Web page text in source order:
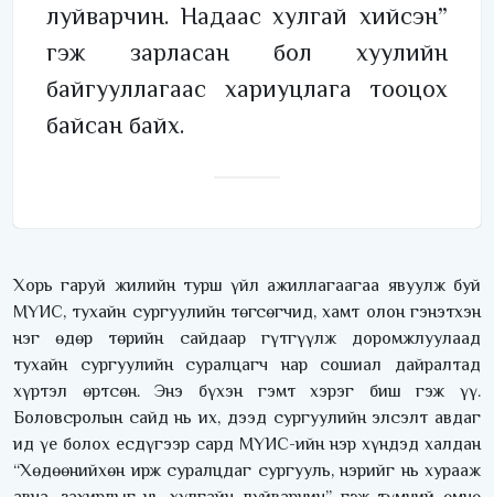
луйварчин. Надаас хулгай хийсэн”
гэж зарласан бол хуулийн
байгууллагаас хариуцлага тооцох
байсан байх.
Хорь гаруй жилийн турш үйл ажиллагаагаа явуулж буй
МҮИС, тухайн сургуулийн төгсөгчид, хамт олон гэнэтхэн
нэг өдөр төрийн сайдаар гүтгүүлж доромжлуулаад
тухайн сургуулийн суралцагч нар сошиал дайралтад
хүртэл өртсөн. Энэ бүхэн гэмт хэрэг биш гэж үү.
Боловсролын сайд нь их, дээд сургуулийн элсэлт авдаг
ид үе болох есдүгээр сард МҮИС-ийн нэр хүндэд халдан
“Хөдөөнийхөн ирж суралцдаг сургууль, нэрийг нь хурааж